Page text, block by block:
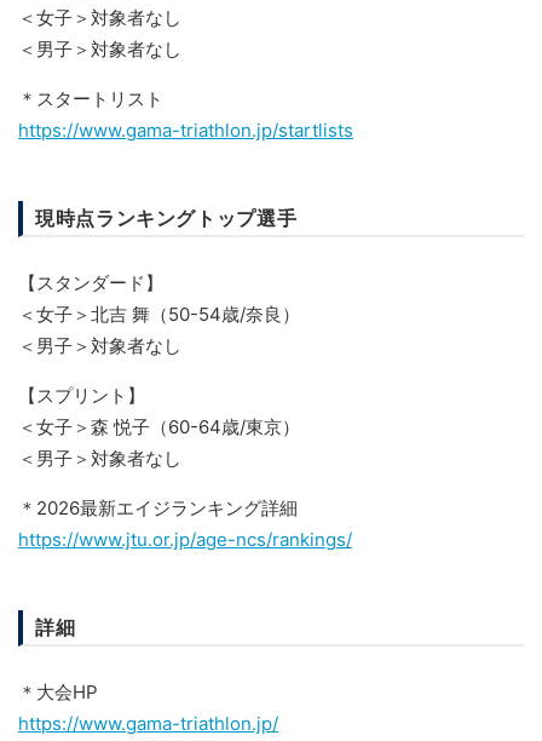
＜女子＞対象者なし
＜男子＞対象者なし
＊スタートリスト
https://www.gama-triathlon.jp/startlists
現時点ランキングトップ選手
【スタンダード】
＜女子＞北吉 舞（50-54歳/奈良）
＜男子＞対象者なし
【スプリント】
＜女子＞森 悦子（60-64歳/東京）
＜男子＞対象者なし
＊2026最新エイジランキング詳細
https://www.jtu.or.jp/age-ncs/rankings/
詳細
＊大会HP
https://www.gama-triathlon.jp/